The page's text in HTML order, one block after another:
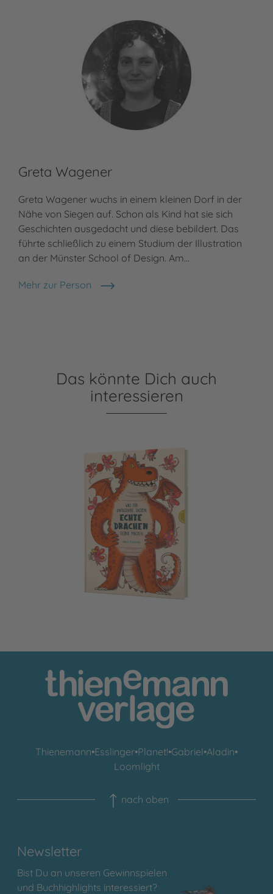
Greta Wagener
Greta Wagener wuchs in einem kleinen Dorf in der
Nähe von Siegen auf. Schon als Kind hat sie sich
Geschichten ausgedacht und diese bebildert. Das
führte schließlich zu einem Studium der Illustration
an der Münster School of Design. Am…
Mehr zur Person
Greta Wagener
Das könnte Dich auch
interessieren
Was für unfassbare Sachen echte Drachen gerne
Thienemann•Esslinger•Planet!•Gabriel•Aladin•
Loomlight
nach oben
Newsletter
Bist Du an unseren Gewinnspielen
und Buchhighlights interessiert?